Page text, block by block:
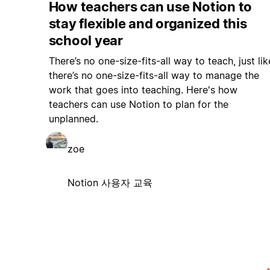
How teachers can use Notion to
stay flexible and organized this
school year
There’s no one-size-fits-all way to teach, just
there’s no one-size-fits-all way to manage the
work that goes into teaching. Here's how
teachers can use Notion to plan for the
unplanned.
zoe
Notion 사용자 교육